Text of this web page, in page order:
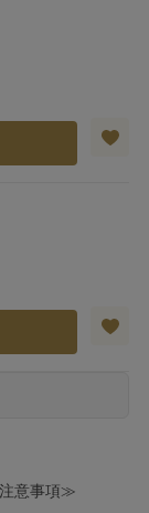
意事項≫